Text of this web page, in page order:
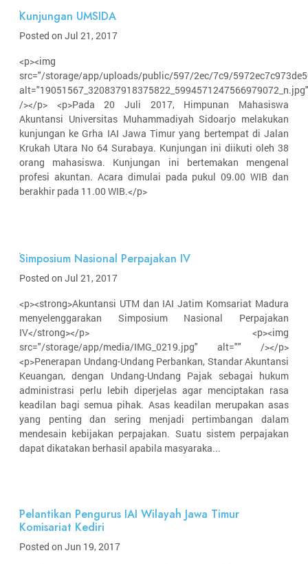
Kunjungan UMSIDA
Posted on Jul 21, 2017
<p><img
src="/storage/app/uploads/public/597/2ec/7c9/
alt="19051567_320837918375822_5994571247566979072_n.jpg"
/></p> <p>Pada 20 Juli 2017, Himpunan Mahasiswa
Akuntansi Universitas Muhammadiyah Sidoarjo melakukan
kunjungan ke Grha IAI Jawa Timur yang bertempat di Jalan
Krukah Utara No 64 Surabaya. Kunjungan ini diikuti oleh 38
orang mahasiswa. Kunjungan ini bertemakan mengenal
profesi akuntan. Acara dimulai pada pukul 09.00 WIB dan
berakhir pada 11.00 WIB.</p>
Simposium Nasional Perpajakan IV
Posted on Jul 21, 2017
<p><strong>Akuntansi UTM dan IAI Jatim Komsariat Madura
menyelenggarakan Simposium Nasional Perpajakan
IV</strong></p> <p><img
src="/storage/app/media/IMG_0219.jpg" alt="" /></p>
<p>Penerapan Undang-Undang Perbankan, Standar Akuntansi
Keuangan, dengan Undang-Undang Pajak sebagai hukum
administrasi perlu lebih diperjelas agar menciptakan rasa
keadilan bagi semua pihak. Asas keadilan merupakan asas
yang penting dan sering menjadi pertimbangan dalam
mendesain kebijakan perpajakan. Suatu sistem perpajakan
dapat dikatakan berhasil apabila masyaraka...
Pelantikan Pengurus IAI Wilayah Jawa Timur
Komisariat Kediri
Posted on Jun 19, 2017